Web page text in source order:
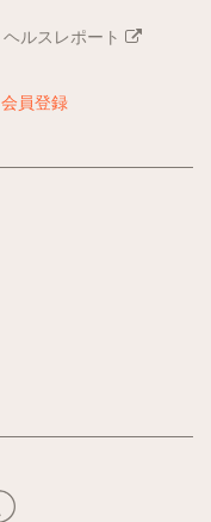
ヘルスレポート
会員登録